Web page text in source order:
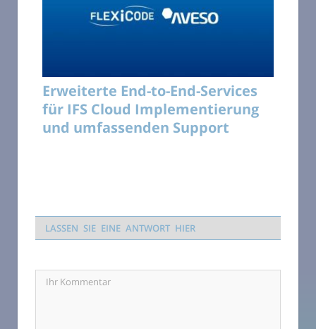
Erweiterte End-to-End-Services
für IFS Cloud Implementierung
und umfassenden Support
LASSEN SIE EINE ANTWORT HIER